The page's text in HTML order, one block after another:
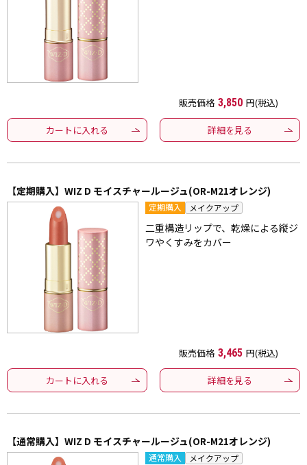
販売価格 3,850 円(税込)
カートに入れる 詳細を見る
【定期購入】WIZ D モイスチャールージュ(OR-M21オレンジ)
定期購入 メイクアップ
二重構造リップで、乾燥による縦ジ
ワやくすみをカバー
販売価格 3,465 円(税込)
カートに入れる 詳細を見る
【通常購入】WIZ D モイスチャールージュ(OR-M21オレンジ)
通常購入 メイクアップ